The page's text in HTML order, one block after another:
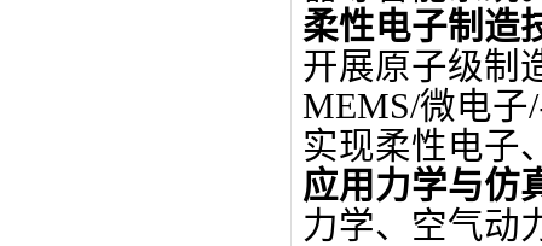
柔性电子制造
开展原子级制
MEMS/微电子/
实现柔性电子
应用力学与仿
力学、空气动